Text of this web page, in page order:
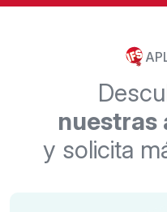
Descu
nuestras
y solicita m